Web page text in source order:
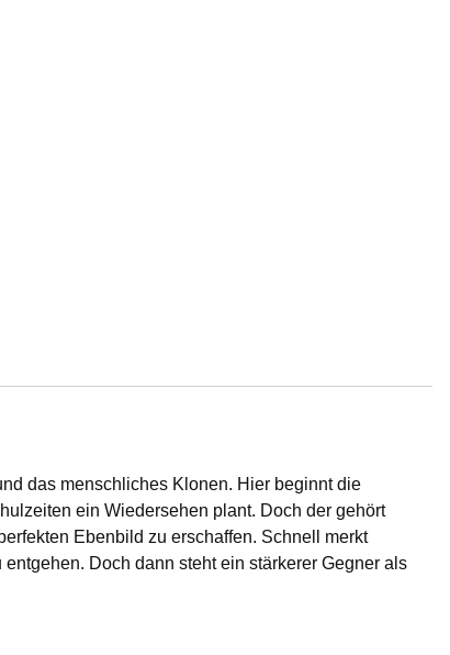
das menschliches Klonen. Hier beginnt die
ein Wiedersehen plant. Doch der gehört
Ebenbild zu erschaffen. Schnell merkt
Doch dann steht ein stärkerer Gegner als